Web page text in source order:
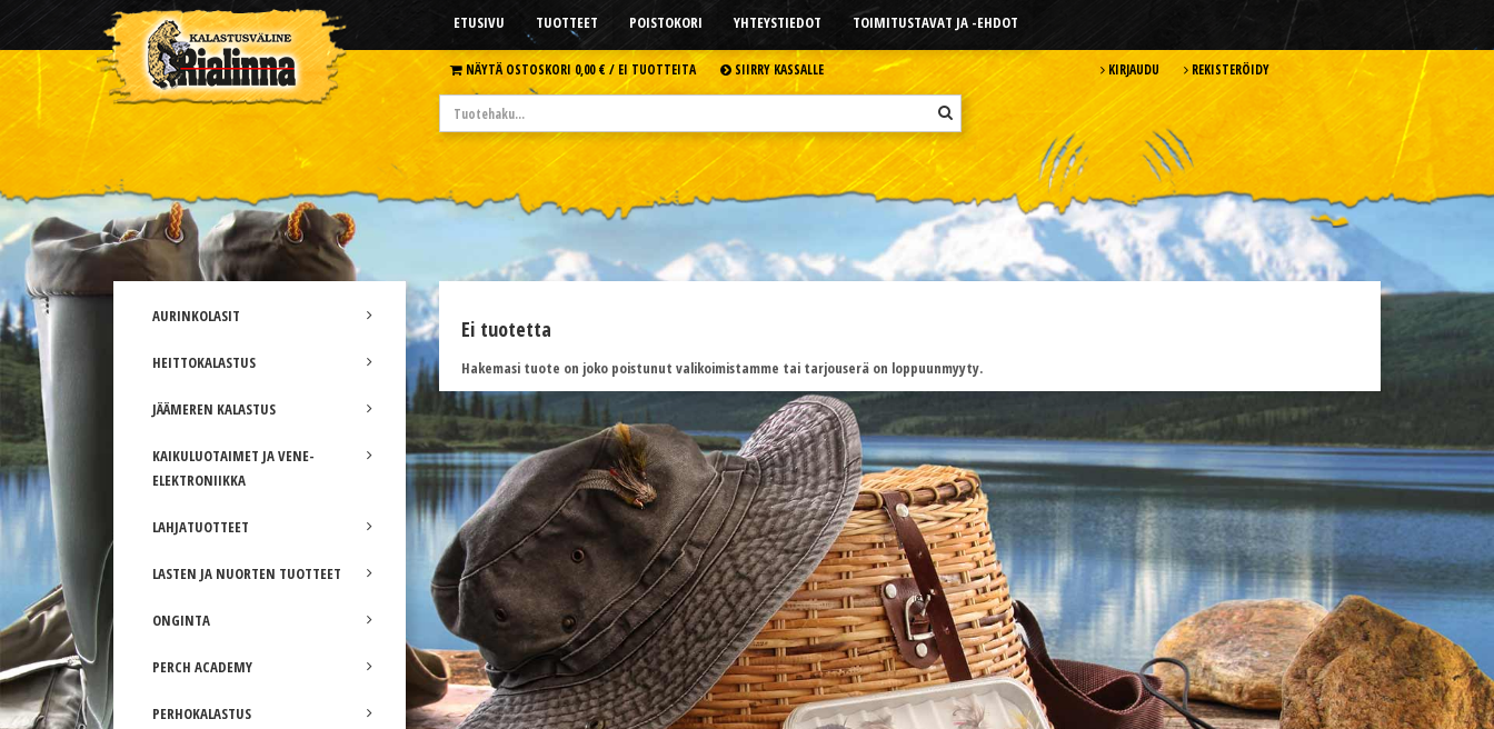
ETUSIVU TUOTTEET POISTOKORI YHTEYSTIEDOT TOIMITUSTAVAT JA -EHDOT
NÄYTÄ OSTOSKORI 0,00 € /EI TUOTTEITA SIIRRY KASSALLE KIRJAUDU REKISTERÖIDY
AURINKOLASIT
HEITTOKALASTUS
JÄÄMEREN KALASTUS
KAIKULUOTAIMET JA VENE-
ELEKTRONIIKKA
LAHJATUOTTEET
LASTEN JA NUORTEN TUOTTEET
ONGINTA
PERCH ACADEMY
PERHOKALASTUS
Ei tuotetta
Hakemasi tuote on joko poistunut valikoimistamme tai tarjouserä on loppuunmyyty.